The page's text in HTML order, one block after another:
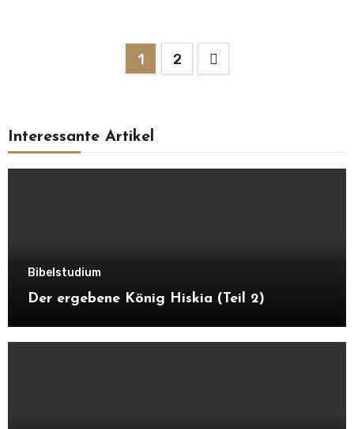
Seitennummerierung
1 2
Interessante Artikel
Bibelstudium
Der ergebene König Hiskia (Teil 2)